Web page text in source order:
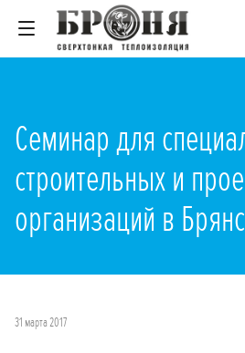
Семинар для
строительных и
организаций в
31 марта 2017